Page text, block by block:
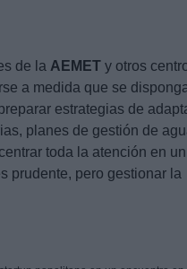
de la AEMET y otros
a medida que se
estrategias de
planes de gestión de
toda la atención en
prudente, pero gestionar la